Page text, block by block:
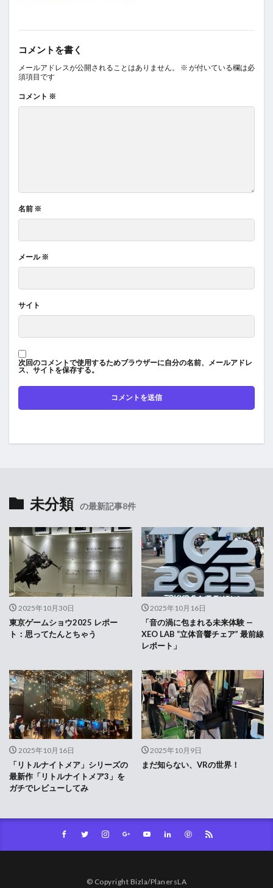
コメントを書く
メールアドレスが公開されることはありません。 ※ が付いている欄は必
須項目です
コメント ※
名前 ※
メール※
サイト
次回のコメントで使用するためブラウザーに自分の名前、メールアドレ
ス、サイトを保存する。
未分類 の最新記事8件
2025年10月30日
東京ゲームショウ2025 レポー
ト：思ってたんとちゃう
2025年10月16日
「音の渦に包まれる未来体験 —
XEO LAB “立体音響チェア” 最前線
レポート」
2025年10月16日
「リトルナイトメア」シリーズの
最新作「リトルナイトメア3」を
ガチでレビューしてみ
2025年10月9日
まだ知らない、VRの世界！
© Copyright Bizla/PlanersLA